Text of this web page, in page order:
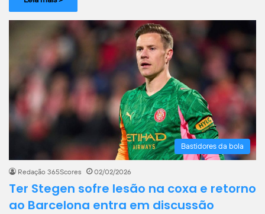
Bastidores da bola
Redação 365Scores 02/02/2026
Ter Stegen sofre lesão na coxa e retorno
ao Barcelona entra em discussão